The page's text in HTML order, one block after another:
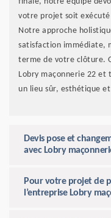
votre projet soit
Notre approche
satisfaction immédiate,
terme de votre clôture.
Lobry maçonnerie 22
un lieu sûr, esthétique
Devis pose et
avec Lobry
Pour votre projet de
l’entreprise Lobry